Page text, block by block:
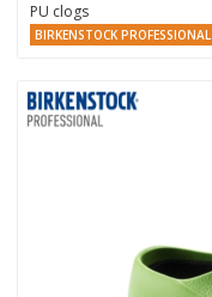
PU clogs
BIRKENSTOCK PROFESSIONAL